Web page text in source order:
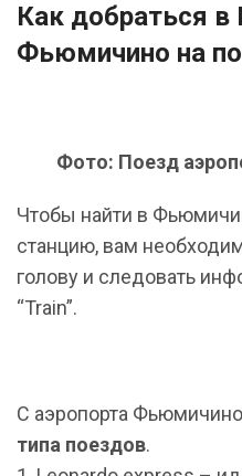
Как добраться в
Фьюмичино на
Фото: Поезд
Чтобы найти в
станцию, вам
голову и следовать
“Train”.
С аэропорта
типа поездов.